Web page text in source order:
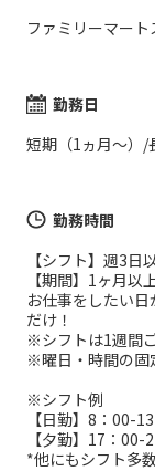
ファミリーマート
勤務日
短期（1ヵ月～）/
勤務時間
【シフト】週3日
【期間】1ヶ月以
お仕事をしたい
だけ！
※シフトは1週間
※曜日・時間の固
※シフト例
【日勤】8：00-
【夕勤】17：
*他にもシフト多